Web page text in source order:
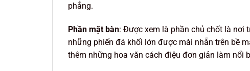
phẳng.
Phần mặt bàn: Được xem là phần chủ chốt là nơi
những phiến đá khối lớn được mài nhẵn trên bề
thêm những hoa văn cách điệu đơn giản làm nổi